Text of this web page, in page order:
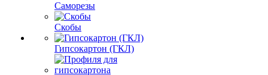
Саморезы
Скобы
Гипсокартон (ГКЛ)